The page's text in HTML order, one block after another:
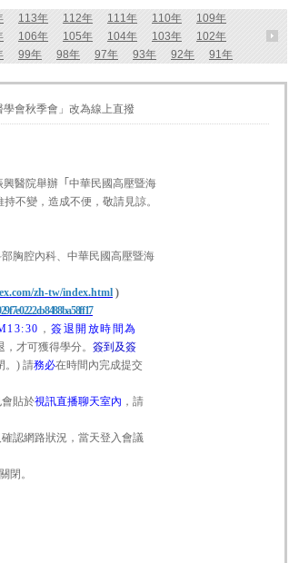
113年 112年 111年 110年
109年
106年 105年 104年 103年
102年
99年 98年 97年 93年 92年 91年
會秋季會」改為線上直撥
興醫院舉辦 「 中華民國高壓暨海
不變，造成不便，敬請見諒。
胸腔內科、中華民國高壓暨海
zh-tw/index.html )
，簽退開放時間為
，才可獲得學分。 簽到及簽
。) 請務必在時間內完成提交
貼於視訊直播聊天室內 ， 請
認網路狀況，當天登入會議
閉。